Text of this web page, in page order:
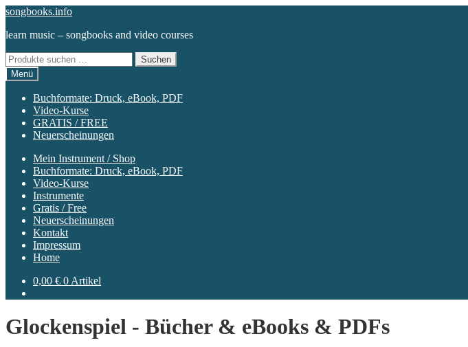
Zur
springen
Zum
springen
songbooks.info
learn music – songbooks and video courses
Suchen
nach:
Suchen
Menü
Buchformate: Druck, eBook, PDF
Video-Kurse
GRATIS / FREE
Neuerscheinungen
Mein Instrument / Shop
Buchformate: Druck, eBook, PDF
Video-Kurse
Instrumente
Gratis / Free
Neuerscheinungen
Kontakt
Impressum
Home
0,00 € 0 Artikel
Glockenspiel - Bücher & eBooks & PDFs